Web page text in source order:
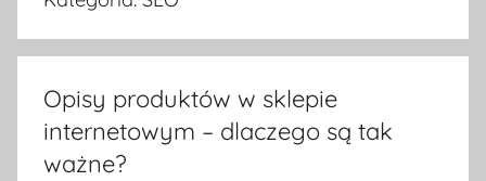
Opisy produktów w sklepie
internetowym – dlaczego są tak
ważne?